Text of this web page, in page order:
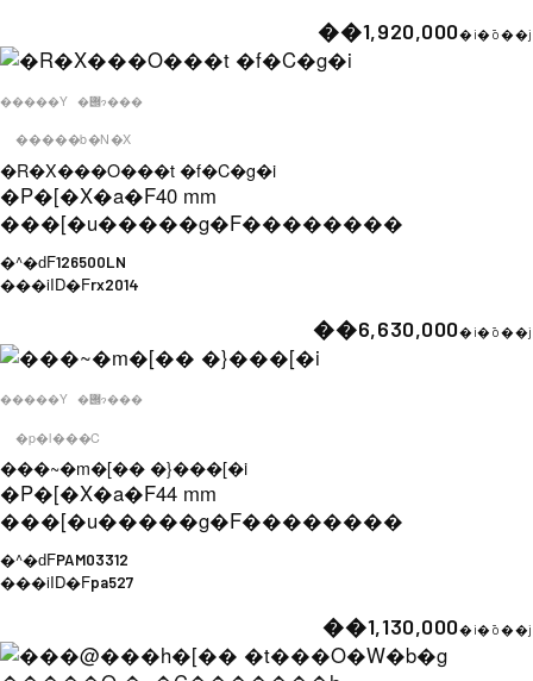
��1,920,000�i�ō��j
�����Y �݌ɂ���
�����b�N�X
�R�X���O���t �f�C�g�i
�P�[�X�a�F40 mm
���[�u�����g�F��������
�^�ԁF126500LN
���iID�Frx2014
��6,630,000�i�ō��j
�����Y �݌ɂ���
�p�l���C
���~�m�[�� �}���[�i
�P�[�X�a�F44 mm
���[�u�����g�F��������
�^�ԁFPAM03312
���iID�Fpa527
��1,130,000�i�ō��j